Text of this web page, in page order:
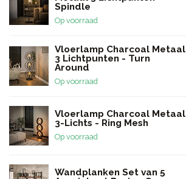
Spindle
Op voorraad
Vloerlamp Charcoal Metaal
3 Lichtpunten - Turn
Around
Op voorraad
Vloerlamp Charcoal Metaal
3-Lichts - Ring Mesh
Op voorraad
Wandplanken Set van 5